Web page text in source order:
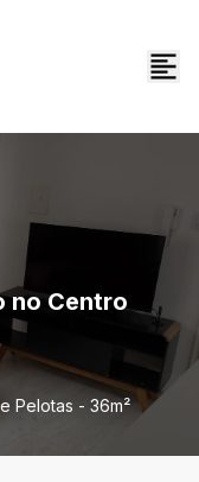
no Centro
Pelotas - 36m²